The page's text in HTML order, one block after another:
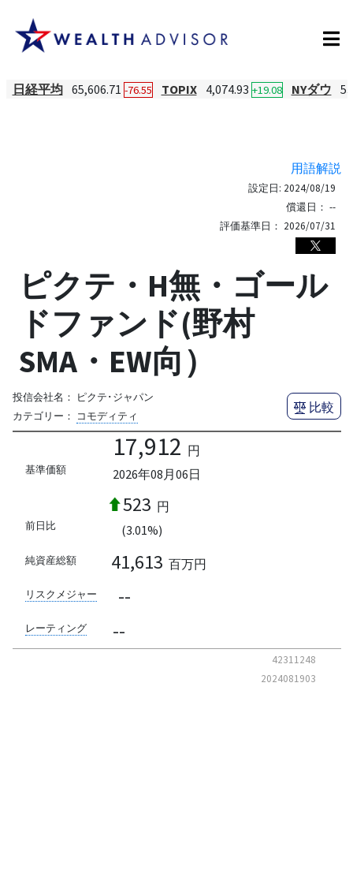
日経平均 65,606.71 -76.55 TOPIX 4,074.93 +19.08 NYダウ
用語解説
設定日: 2024/08/19
償還日： --
評価基準日： 2026/07/31
ピクテ・H無・ゴール
ドファンド(野村
SMA・EW向）
投信会社名： ピクテ･ジャパン
カテゴリー： コモディティ
比較
基準価額
17,912 円
2026年08月06日
前日比
523 円
(3.01%)
純資産総額 41,613 百万円
リスクメジャー --
レーティング --
42311248
2024081903